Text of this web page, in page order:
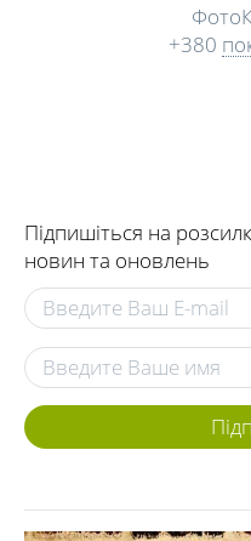
+380
Підпишіться на
новин та оновлень